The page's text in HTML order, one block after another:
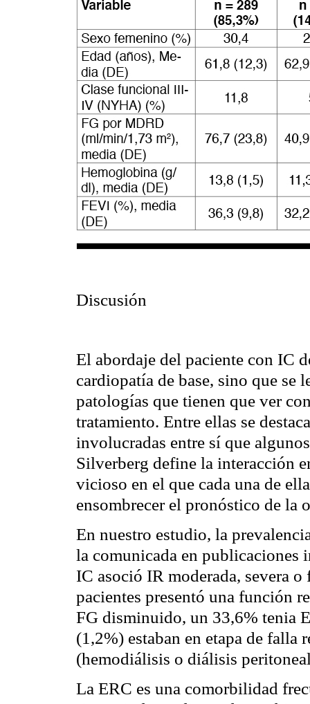
Discusión
El abordaje del paciente con IC
cardiopatía de base, sino que se
patologías que tienen que ver
tratamiento. Entre ellas se
involucradas entre sí que
Silverberg define la interacción
vicioso en el que cada una de
ensombrecer el pronóstico de la
En nuestro estudio, la
la comunicada en publicaciones
IC asoció IR moderada, severa
pacientes presentó una función
FG disminuido, un 33,6% tenia
(1,2%) estaban en etapa de
(hemodiálisis o diálisis
La ERC es una comorbilidad